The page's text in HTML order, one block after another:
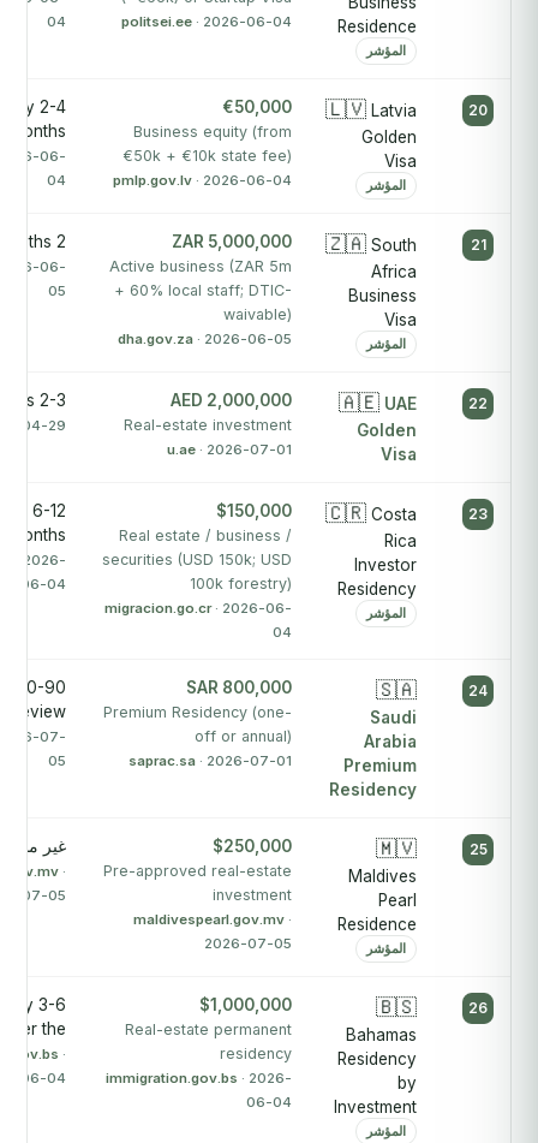
Residence
المؤشر
politsei.ee · 2026-06-04
04
20
🇱🇻 Latvia
Golden
Visa
المؤشر
€50,000
Business equity (from
€50k + €10k state fee)
pmlp.gov.lv · 2026-06-04
2-4
months
06-
04
21
🇿🇦 South
Africa
Business
Visa
المؤشر
ZAR 5,000,000
Active business (ZAR 5m
+ 60% local staff; DTIC-
waivable)
dha.gov.za · 2026-06-05
2 months
06-
05
22
🇦🇪 UAE
Golden
Visa
AED 2,000,000
Real-estate investment
u.ae · 2026-07-01
2-3 months
04-29
23
🇨🇷 Costa
Rica
Investor
Residency
المؤشر
$150,000
Real estate / business /
securities (USD 150k; USD
100k forestry)
migracion.go.cr· 2026-06-
04
6-12
months
· 2026-
06-04
24
🇸🇦
Saudi
Arabia
Premium
Residency
SAR 800,000
Premium Residency (one-
off or annual)
saprac.sa · 2026-07-01
review
07-
05
25
🇲🇻
Maldives
Pearl
Residence
المؤشر
$250,000
Pre-approved real-estate
investment
maldivespearl.gov.mv ·
2026-07-05
غير
·
07-05
26
🇧🇸
Bahamas
Residency
by
Investment
المؤشر
$1,000,000
Real-estate permanent
residency
immigration.gov.bs · 2026-
06-04
3-6
the
·
06-04